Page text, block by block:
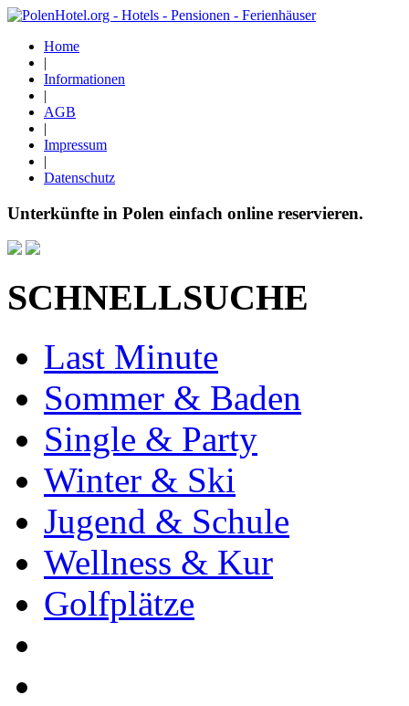
Home
|
Informationen
|
AGB
|
Impressum
|
Datenschutz
Unterkünfte in Polen einfach online reservieren.
SCHNELLSUCHE
Last Minute
Sommer & Baden
Single & Party
Winter & Ski
Jugend & Schule
Wellness & Kur
Golfplätze